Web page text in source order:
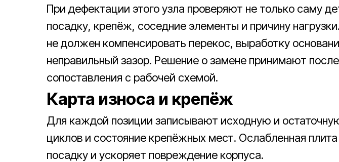
При дефектации этого узла проверяют не только саму
посадку, крепёж, соседние элементы и причину
не должен компенсировать перекос, выработку
неправильный зазор. Решение о замене принимают
сопоставления с рабочей схемой.
Карта износа и крепёж
Для каждой позиции записывают исходную и
циклов и состояние крепёжных мест. Ослабленная
посадку и ускоряет повреждение корпуса.